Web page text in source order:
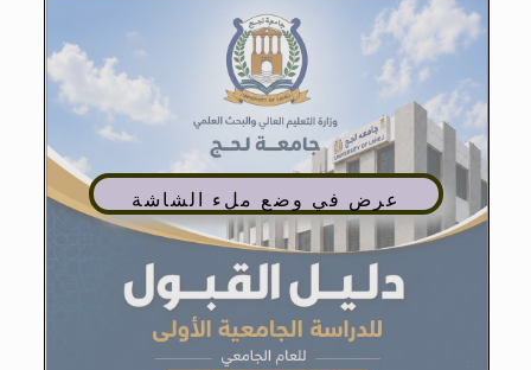
عرض في وضع ملء الشاشة